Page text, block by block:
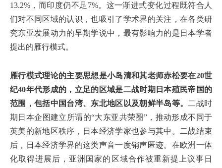
13.2%，而印度仍不足7%。这一渐进式变化过程既符合人
们对不同区域的认识，也吸引了学术界的关注，在各类研
究东亚发展动力的早期学说中，最有影响力的是日本学者
提出的雁行模式。
雁行模式理论的主要思想是小岛清和其老师赤松要在20世
纪40年代形成的，立足的区域是二战时期日本殖民帝国的
范围，包括中国台湾、东北地区以及朝鲜半岛等。 二战时
期日本企图建立所谓的“大东亚共荣圈”，推动形成不同于
英美的新地区秩序，日本经济学家也参与其中。二战结束
后，日本经济学界的这类声音一度销声匿迹。在欧洲一体
化取得进展后，亚洲国家的区域合作被重新提上议事日